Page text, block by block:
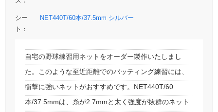
シー
ト：
NET440T/60本/37.5mm シルバー
自宅の野球練習用ネットをオーダー製作いたしまし
た。このような至近距離でのバッティング練習には、
衝撃に強いネットがおすすめです。NET440T/60
本/37.5mmは、糸が2.7mmと太く強度が抜群のネット